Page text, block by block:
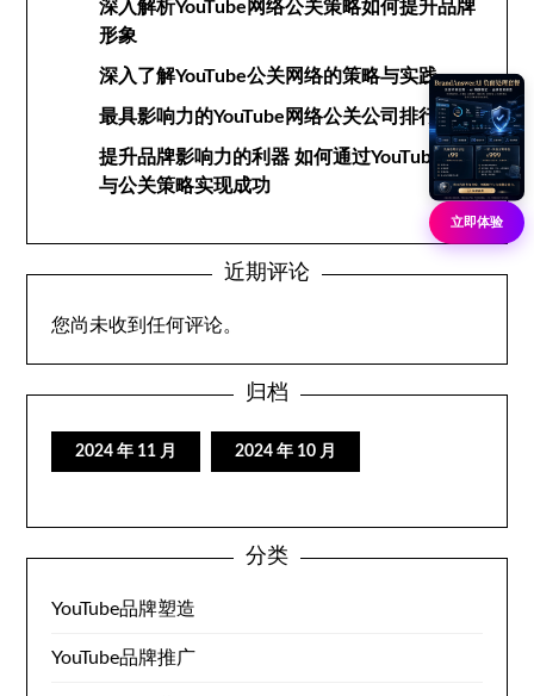
深入解析YouTube网络公关策略如何提升品牌
形象
深入了解YouTube公关网络的策略与实践
最具影响力的YouTube网络公关公司排行榜
提升品牌影响力的利器 如何通过YouTube网络
与公关策略实现成功
近期评论
您尚未收到任何评论。
归档
2024 年 11 月 2024 年 10 月
分类
YouTube品牌塑造
YouTube品牌推广
立即体验